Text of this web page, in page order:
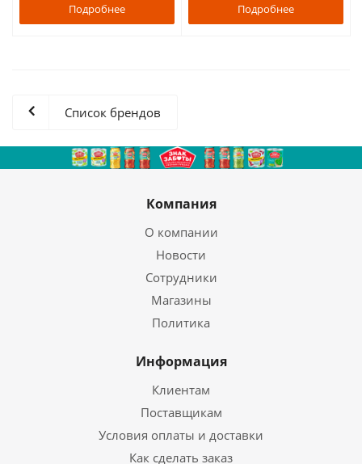
Подробнее Подробнее
Список брендов
Компания
О компании
Новости
Сотрудники
Магазины
Политика
Информация
Клиентам
Поставщикам
Условия оплаты и доставки
Как сделать заказ